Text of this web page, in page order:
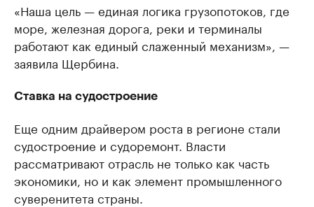
«Наша цель — единая логика грузопотоков, где
море, железная дорога, реки и терминалы
работают как единый слаженный механизм», —
заявила Щербина.
Ставка на судостроение
Еще одним драйвером роста в регионе стали
судостроение и судоремонт. Власти
рассматривают отрасль не только как часть
экономики, но и как элемент промышленного
суверенитета страны.